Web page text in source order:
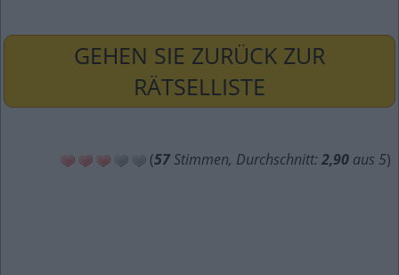
GEHEN SIE ZURÜCK ZUR
RÄTSELLISTE
(57Stimmen, Durchschnitt: 2,90 aus 5)